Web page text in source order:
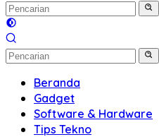
Beranda
Gadget
Software & Hardware
Tips Tekno